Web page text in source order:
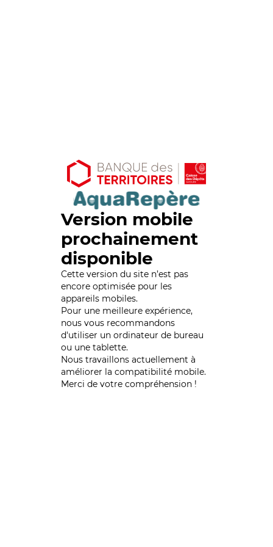
Version mobile
prochainement
disponible
Cette version du site n’est pas
encore optimisée pour les
appareils mobiles.
Pour une meilleure expérience,
nous vous recommandons
d'utiliser un ordinateur de bureau
ou une tablette.
Nous travaillons actuellement à
améliorer la compatibilité mobile.
Merci de votre compréhension !